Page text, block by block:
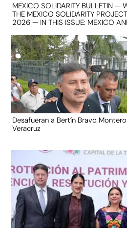
MEXICO SOLIDARITY BULLETIN —
THE MEXICO SOLIDARITY
2026 — IN THIS ISSUE: MEXICO
Desafueran a Bertín Bravo
Veracruz